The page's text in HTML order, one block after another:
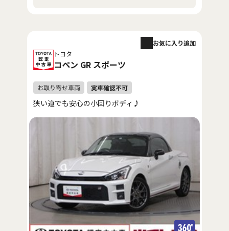
トヨタ
コペン GR スポーツ
お気に入り追加
狭い道でも安心の小回りボディ♪